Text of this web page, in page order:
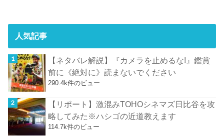
人気記事
【ネタバレ解説】『カメラを止めるな!』鑑賞
前に《絶対に》読まないでください
290.4k件のビュー
【リポート】激混みTOHOシネマズ日比谷を攻
略してみた※ハシゴの近道教えます
114.7k件のビュー